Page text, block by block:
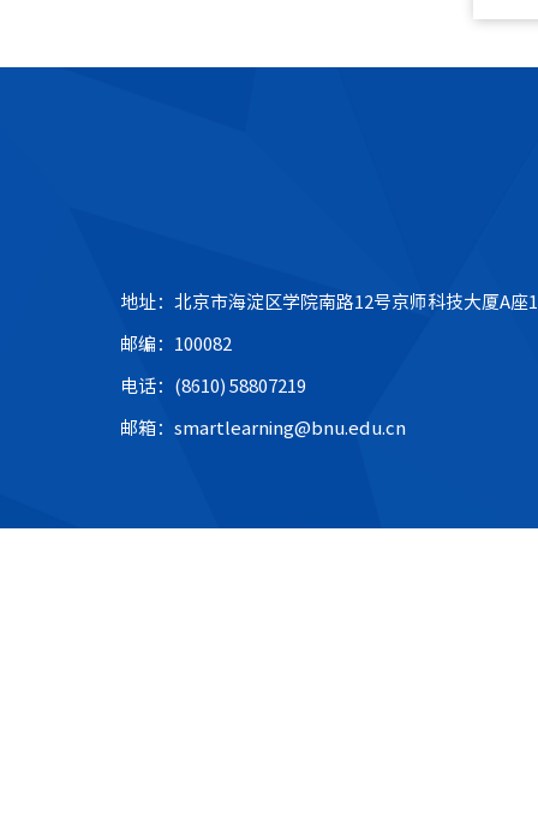
地址：北京市海淀区学院南路12号京师科技大厦A座
邮编：100082
电话：(8610) 58807219
邮箱：smartlearning@bnu.edu.cn